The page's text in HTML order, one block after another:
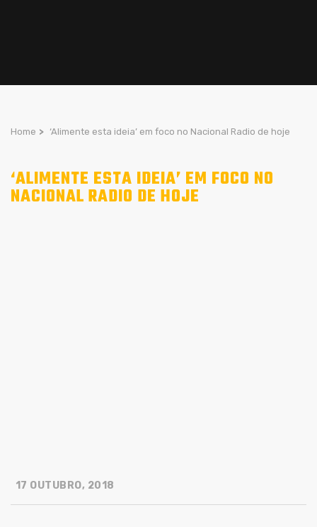
Home > ‘Alimente esta ideia’ em foco no Nacional Radio de hoje
‘ALIMENTE ESTA IDEIA’ EM FOCO NO
NACIONAL RADIO DE HOJE
17 OUTUBRO, 2018